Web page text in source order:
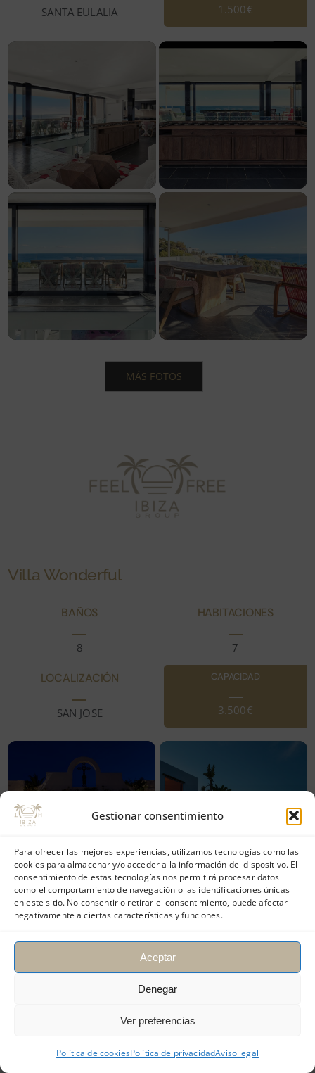
Gestionar consentimiento
Para ofrecer las mejores experiencias, utilizamos tecnologías como las
cookies para almacenar y/o acceder a la información del dispositivo. El
consentimiento de estas tecnologías nos permitirá procesar datos
como el comportamiento de navegación o las identificaciones únicas
en este sitio. No consentir o retirar el consentimiento, puede afectar
negativamente a ciertas características y funciones.
Aceptar
Denegar
Ver preferencias
Política de cookiesPolítica de privacidadAviso legal
SANTA EULALIA 1.500€
MÁS FOTOS
Villa Wonderful
BAÑOS
8
HABITACIONES
7
LOCALIZACIÓN
SAN JOSE
CAPACIDAD
3.500€